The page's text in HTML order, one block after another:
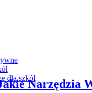
dla szkółNarzędzia